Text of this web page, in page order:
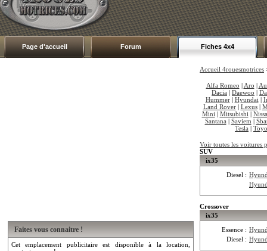
Page d'accueil Forum Fiches 4x4
Faites vous connaitre !
Cet emplacement publicitaire est disponible à la location,
Accueil 4rouesmotrices
Alfa Romeo | Aro |
Dacia | Daewoo |
Hummer| Hyundai |
Land Rover| Lexus|
Mini | Mitsubishi |
Santana | Saviem |
Tesla |
Voir toutes les voitures
SUV
ix35
Diesel :
Crossover
ix35
Essence :
Diesel :